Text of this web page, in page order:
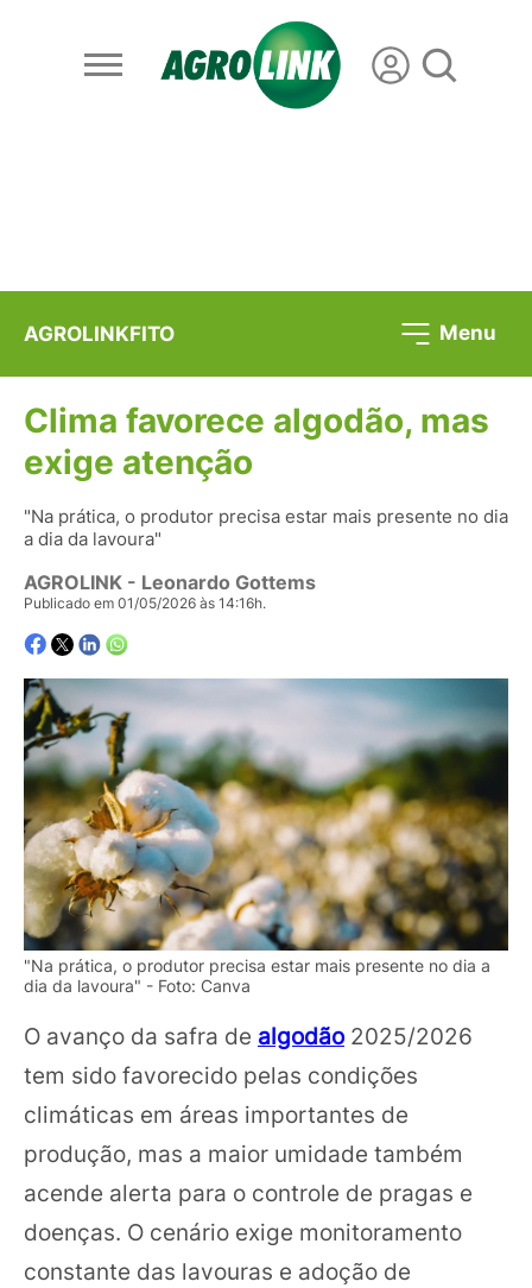
AGROLINKFITO Menu
Clima favorece algodão, mas
exige atenção
"Na prática, o produtor precisa estar mais presente no dia
a dia da lavoura"
AGROLINK - Leonardo Gottems
Publicado em 01/05/2026 às 14:16h.
"Na prática, o produtor precisa estar mais presente no dia a
dia da lavoura" - Foto: Canva
O avanço da safra de algodão2025/2026
tem sido favorecido pelas condições
climáticas em áreas importantes de
produção, mas a maior umidade também
acende alerta para o controle de pragas e
doenças. O cenário exige monitoramento
constante das lavouras e adoção de